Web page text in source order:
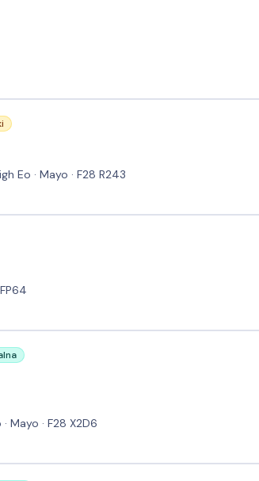
Eo · Mayo · F28 R243
Mayo · F28 X2D6